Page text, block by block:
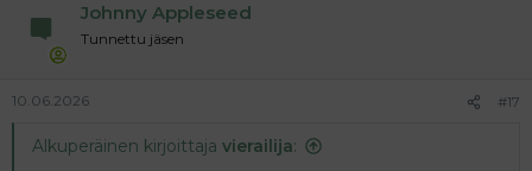
Johnny Appleseed
Tunnettu jäsen
10.06.2026 #17
Alkuperäinen kirjoittaja vierailija: